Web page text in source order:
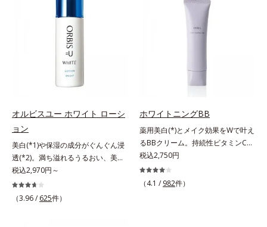
上向き(*12)のハリと透明感を。効
果的なシナジー設計で、あなたのエ
イジングケアを応援します。*1 メ
ラニンの生成を抑え、シミ・ソバカ
スを防ぐ（ウォッシュを除く）*2
オルビス内スキンケアシリーズの保
湿力*3 年齢に応じたお手入れのこ
角層*5 乾燥による*6 洗浄によ
る物理的効果*7 うるおいによる
*8 乾燥、ハリ・ツヤのなさ*9
保湿成分*10 ロニセラカエルレア
果汁、ノバラエキス配合＝うるおい
を与えハリと透明感に満ちた肌へ導
く保湿成分*11 メマツヨイグサ抽
出液、スイカズラエキス配合＝角層
シナジー設計で、あなたのエイジン
グケアを応援します。*1 メラニン
の生成を抑え、シミ・ソバカスを防
年齢に応じたお手入れのこと*4 う
るおいによる*5 乾燥、ハリ・ツヤ
ロニセラカエルレア果汁、ノバラエ
明感に満ちた肌へ導く保湿成分*9
メマツヨイグサ抽出液、スイカズラ
エキス配合＝角層のすみずみまで水
分・油分を保ち、ハリ・ツヤを与え
る保湿成分*10 気持ちのこと各商品
れで賢いケアを。ライフスタイルに
ポートをします。オルビスアンバー
ヴァイタルトリートメントクリーム
「オルビスアンバー ヴァイタルト
リートメントクリーム」は、1品
で、化粧水、クリーム、シワ改善・
ッククリーム(*3)、パックの6役を
アシン(*4)によるシワ改善・シミ予
防に加え、複合成分コラーゲンコン
プレックスSPが肌のハリを徹底サポ
ート。肌なじみのよいクリーム構造
で角層まで保湿成分が浸透し、うる
おいをギュッと閉じ込めます。洗顔
の底上げを図ります。さらに、シミ
と年齢の関係に着目。点在するシミ
だけでなく、メラニンが蓄積しがち
目指します。*1 メラニンの生成を
抑え、シミ・ソバカスを防ぐ*2 年
生成する状態
オルビスユー ホワイト ローシ
ョン
美白(*1)や保湿の成分がぐんぐん浸
透(*2)。満ち溢れるうるおい、美肌
がやみつきに。若々しく透明感のあ
る美肌を構成する要素と、年齢肌
(*3)のメラニン生成にアプローチし
税込2,970円～
（3.96 / 625件）
ホワイトニングBB
薬用美白(*)とメイク効果をWで叶え
るBBクリーム。持続性ビタミンC誘
導体で美白しながらくすみのない軽
やか美肌を長時間キープ。メイクし
ながら日中美白(*)効果も発揮する、
税込2,750円
（4.1 / 982件）